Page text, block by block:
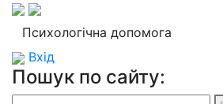
Психологічна допомога
Вхід
Пошук по сайту: